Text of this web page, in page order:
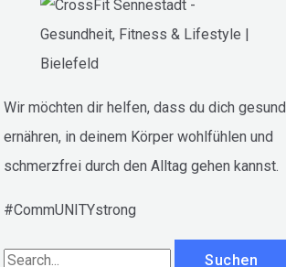
Wir möchten dir helfen, dass du dich gesund
ernähren, in deinem Körper wohlfühlen und
schmerzfrei durch den Alltag gehen kannst.
#CommUNITYstrong
S